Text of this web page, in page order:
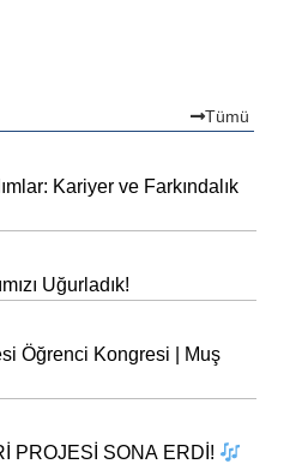
Tümü
Kariyer ve Farkındalık
Uğurladık!
Öğrenci Kongresi | Muş
PROJESİ SONA ERDİ!